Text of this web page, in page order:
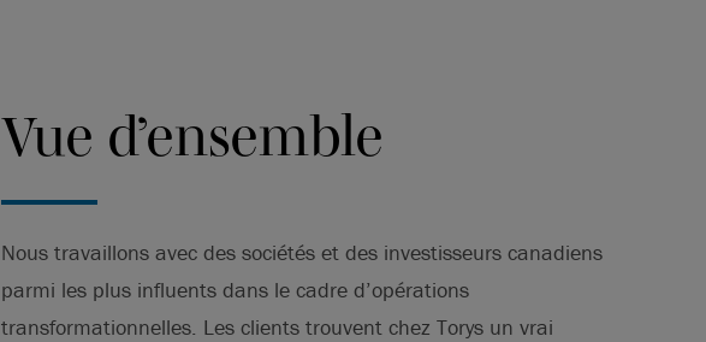
Vue d’ensemble
Nous travaillons avec des sociétés et des investisseurs canadiens
parmi les plus influents dans le cadre d’opérations
transformationnelles. Les clients trouvent chez Torys un vrai